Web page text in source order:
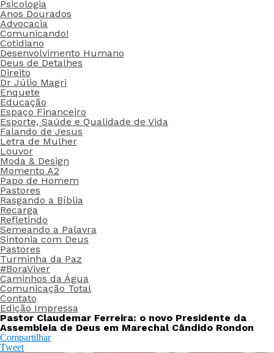
Psicologia
Anos Dourados
Advocacia
Comunicando!
Cotidiano
Desenvolvimento Humano
Deus de Detalhes
Direito
Dr Júlio Magri
Enquete
Educação
Espaço Financeiro
Esporte, Saúde e Qualidade de Vida
Falando de Jesus
Letra de Mulher
Louvor
Moda & Design
Momento A2
Papo de Homem
Pastores
Rasgando a Bíblia
Recarga
Refletindo
Semeando a Palavra
Sintonia com Deus
Pastores
Turminha da Paz
#BoraViver
Caminhos da Água
Comunicação Total
Contato
Edição Impressa
Pastor Claudemar Ferreira: o novo Presidente da
Assembleia de Deus em Marechal Cândido Rondon
Compartilhar
Tweet